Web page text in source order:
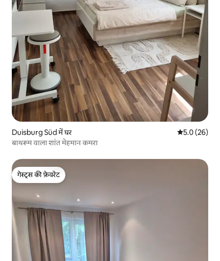
Duisburg Süd में घर औसत रेटिंग 5
5.0 (26)
बाथरूम वाला शांत मेहमान कमरा
गेस्ट्स की फ़ेवरेट
गेस्ट्स की फ़ेवरेट